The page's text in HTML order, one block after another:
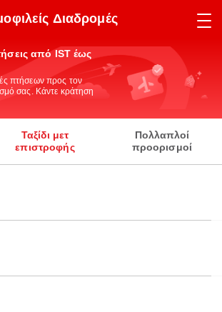
Διαδρομές
από IST έως
πτήσεων προς τον
σας. Κάντε κράτηση
Ταξίδι μετ
επιστροφής
Πολλαπλοί
προορισμοί